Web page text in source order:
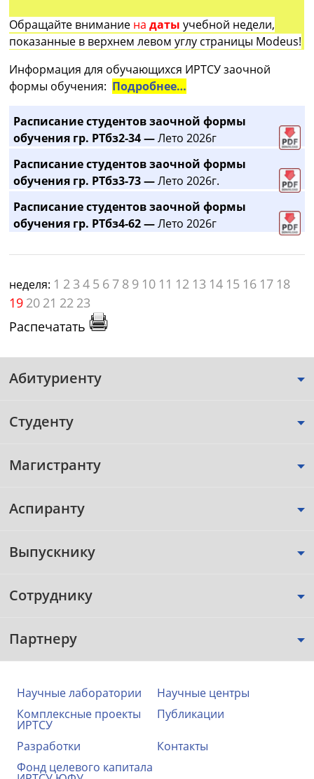
Обращайте внимание на датыучебной недели,
показанные в верхнем левом углу страницы Modeus!
Информация для обучающихся ИРТСУ заочной
формы обучения: Подробнее…
Расписание студентов заочной формы
обучения гр. РТбз2-34 —Лето 2026г
Расписание студентов заочной формы
обучения гр. РТбз3-73 —Лето 2026г.
Расписание студентов заочной формы
обучения гр. РТбз4-62 —Лето 2026г
неделя: 1 2 3 4 5 6 7 8 9 10 11 12 13 14 15 16 17 18
19 20 21 22 23
Распечатать
Абитуриенту
Студенту
Магистранту
Аспиранту
Выпускнику
Сотруднику
Партнеру
Научные лаборатории
Научные центры
Комплексные проекты
ИРТСУ
Публикации
Разработки
Контакты
Фонд целевого капитала